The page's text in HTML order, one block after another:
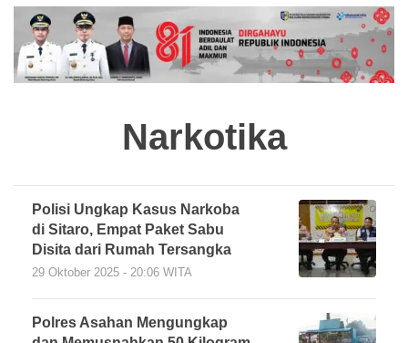
Narkotika
Polisi Ungkap Kasus Narkoba
di Sitaro, Empat Paket Sabu
Disita dari Rumah Tersangka
29 Oktober 2025 - 20:06 WITA
Polres Asahan Mengungkap